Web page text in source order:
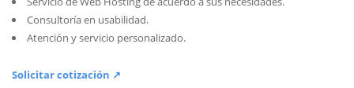
Consultoría en usabilidad.
Atención y servicio personalizado.
Solicitar cotización ↗